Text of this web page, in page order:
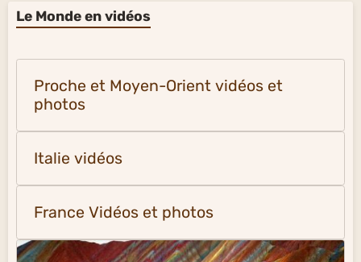
Le Monde en vidéos
Proche et Moyen-Orient vidéos et
photos
Italie vidéos
France Vidéos et photos